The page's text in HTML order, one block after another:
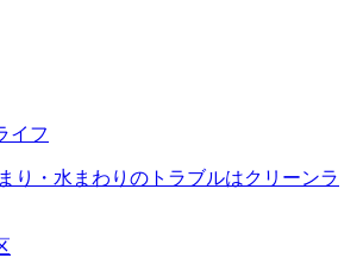
イフ
り・水まわりのトラブルはクリーンラ